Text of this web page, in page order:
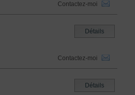
Contactez-moi
Détails
Contactez-moi
Détails